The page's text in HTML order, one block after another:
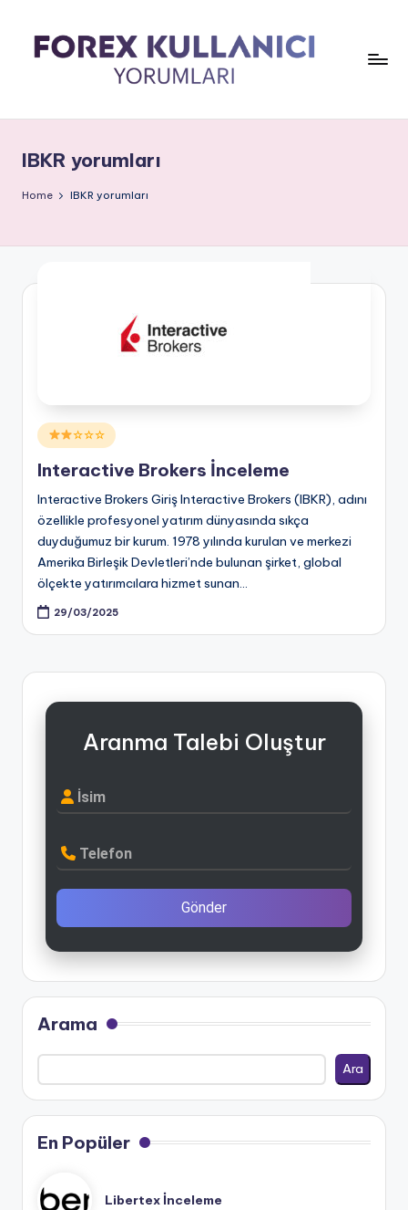
IBKR yorumları
Home IBKR yorumları
Posted
in
☆☆☆
Interactive Brokers İnceleme
Interactive Brokers Giriş Interactive Brokers (IBKR), adını
özellikle profesyonel yatırım dünyasında sıkça
duyduğumuz bir kurum. 1978 yılında kurulan ve merkezi
Amerika Birleşik Devletleri’nde bulunan şirket, global
ölçekte yatırımcılara hizmet sunan…
29/03/2025
Aranma Talebi Oluştur
İsim
Telefon
Gönder
Arama
Ara
En Popüler
Libertex İnceleme